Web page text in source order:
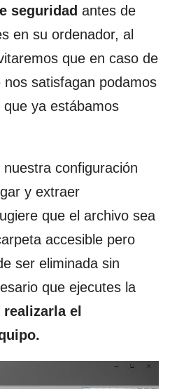
seguridad antes de
en su ordenador, al
que en caso de
satisfagan podamos
ya estábamos
configuración
y extraer
que el archivo sea
accesible pero
ser eliminada sin
que ejecutes la
realizarla el